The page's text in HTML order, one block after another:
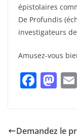
épistolaires
De Profundis
investigateurs de
Amusez-vous
F
e
M
o
Demandez le